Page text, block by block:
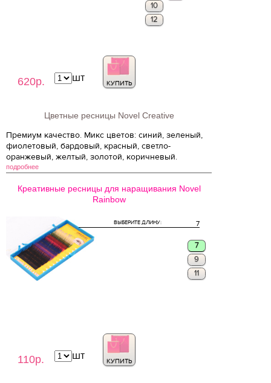
620р.
10
12
КУПИТЬ
шт
Цветные ресницы Novel Creative
Премиум качество. Микс цветов: синий, зеленый,
фиолетовый, бардовый, красный, светло-
оранжевый, желтый, золотой, коричневый.
подробнее
Креативные ресницы для наращивания Novel
Rainbow
110р.
7
ВЫБЕРИТЕ ДЛИНУ:
7
9
11
КУПИТЬ
шт